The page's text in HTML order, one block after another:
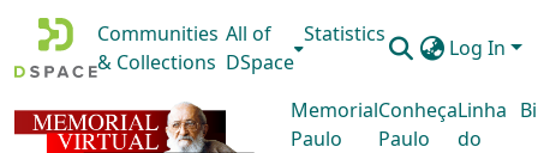
Communities
& Collections
All of
DSpace
Statistics
Log In
Memorial
Paulo
Conheça
Paulo
Linha
do